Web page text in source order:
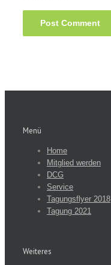
Menü
Home
Mitglied werden
DCG
Service
Tagungsflyer 2018
Tagung 2021
Weiteres